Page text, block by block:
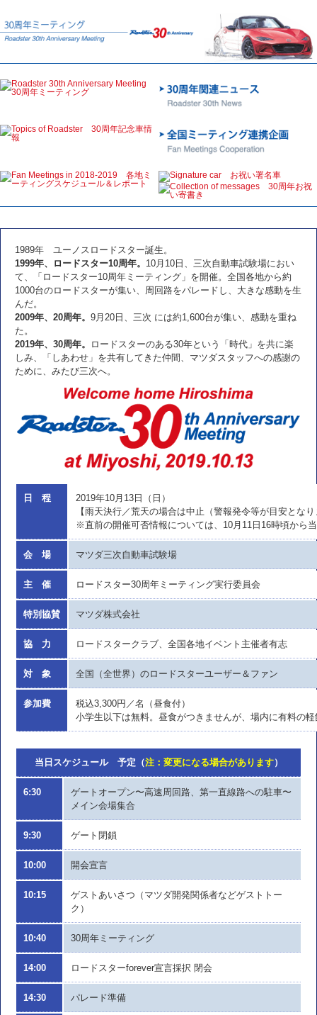
1989年 ユーノスロードスター誕生。
1999年、ロードスター10周年。 10月10日、三次自動車試験場におい
て、「ロードスター10周年ミーティング」を開催。全国各地から約
1000台のロードスターが集い、周回路をパレードし、大きな感動を生
んだ。
2009年、20周年。 9月20日、三次 には約1,600台が集い、感動を重ね
た。
2019年、30周年。
ロードスターのある30年という「時代」を共に楽
しみ、「しあわせ」を共有してきた仲間、マツダスタッフへの感謝の
ために、みたび三次へ。
日 程
2019年10月13日（日）
【雨天決行／荒天の場合は中止（警報発令等が目安とな
※直前の開催可否情報については、10月11日16時頃から
会 場 マツダ三次自動車試験場
主 催 ロードスター30周年ミーティング実行委員会
特別協賛 マツダ株式会社
協 力 ロードスタークラブ、全国各地イベント主催者有志
対 象 全国（全世界）のロードスターユーザー＆ファン
参加費
税込3,300円／名（昼食付）
小学生以下は無料。昼食がつきませんが、場内に有料の
当日スケジュール 予定（注：変更になる場合があります）
6:30
ゲートオープン〜高速周回路、第一直線路への駐車〜
メイン会場集合
9:30 ゲート閉鎖
10:00 開会宣言
10:15
ゲストあいさつ（マツダ開発関係者などゲストトー
ク）
10:40 30周年ミーティング
14:00 ロードスターforever宣言採択 閉会
14:30 パレード準備